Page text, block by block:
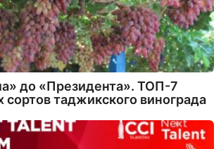
до «Президента». ТОП-7
таджикского винограда